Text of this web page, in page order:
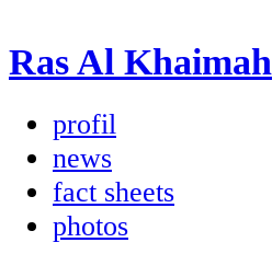
Ras Al Khaimah
profil
news
fact sheets
photos